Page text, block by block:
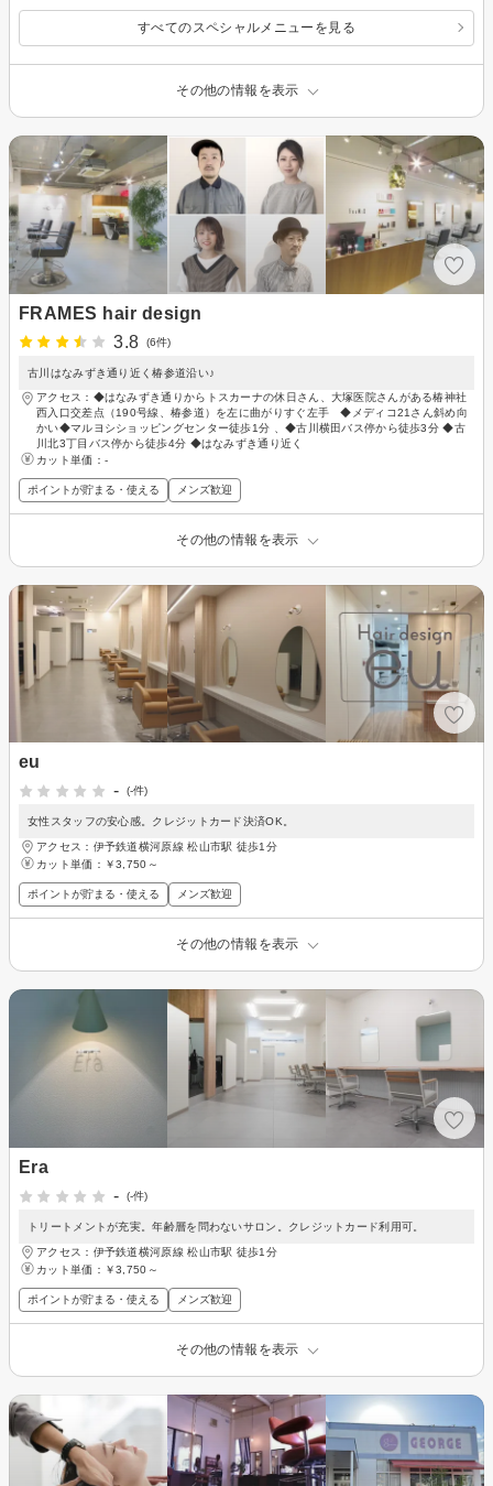
すべてのスペシャルメニューを見る
その他の情報を表示
FRAMES hair design
3.8
(6件)
古川はなみずき通り近く椿参道沿い♪
アクセス：◆はなみずき通りからトスカーナの休日さん、大塚医院さんがある椿神社
西入口交差点（190号線、椿参道）を左に曲がりすぐ左手 ◆メディコ21さん斜め向
かい◆マルヨシショッピングセンター徒歩1分 、◆古川横田バス停から徒歩3分 ◆古
川北3丁目バス停から徒歩4分 ◆はなみずき通り近く
カット単価： -
ポイントが貯まる・使える メンズ歓迎
その他の情報を表示
eu
-
(-件)
女性スタッフの安心感。クレジットカード決済OK。
アクセス：伊予鉄道横河原線 松山市駅 徒歩1分
カット単価： ￥3,750～
ポイントが貯まる・使える メンズ歓迎
その他の情報を表示
Era
-
(-件)
トリートメントが充実。年齢層を問わないサロン。クレジットカード利用可。
アクセス：伊予鉄道横河原線 松山市駅 徒歩1分
カット単価： ￥3,750～
ポイントが貯まる・使える メンズ歓迎
その他の情報を表示